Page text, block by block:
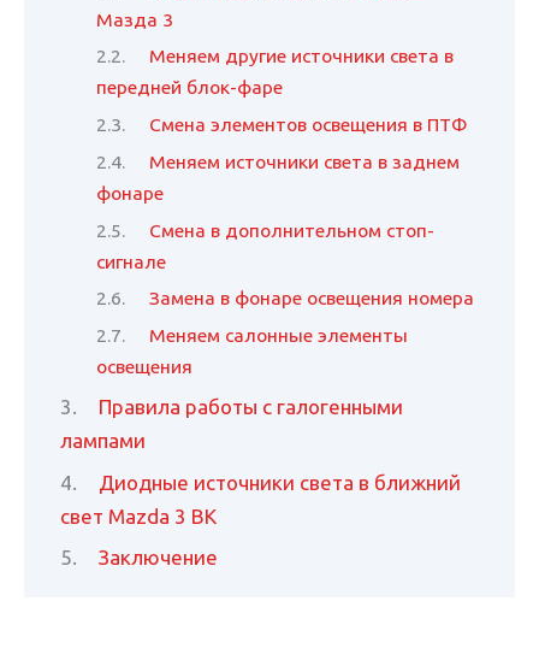
Мазда 3
Меняем другие источники света в
передней блок-фаре
Смена элементов освещения в ПТФ
Меняем источники света в заднем
фонаре
Смена в дополнительном стоп-
сигнале
Замена в фонаре освещения номера
Меняем салонные элементы
освещения
Правила работы с галогенными
лампами
Диодные источники света в ближний
свет Mazda 3 BK
Заключение